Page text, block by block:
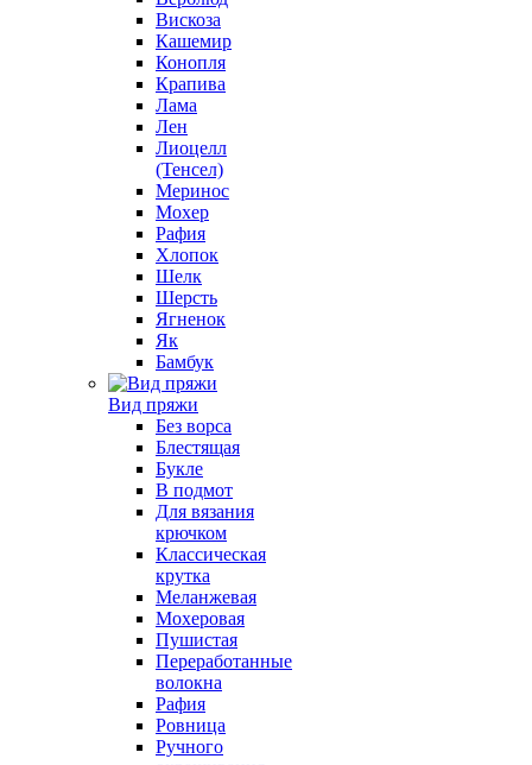
Вискоза
Кашемир
Конопля
Крапива
Лама
Лен
Лиоцелл
(Тенсел)
Меринос
Мохер
Рафия
Хлопок
Шелк
Шерсть
Ягненок
Як
Бамбук
Вид пряжи
Без ворса
Блестящая
Букле
В подмот
Для вязания
крючком
Классическая
крутка
Меланжевая
Мохеровая
Пушистая
Переработанные
волокна
Рафия
Ровница
Ручного